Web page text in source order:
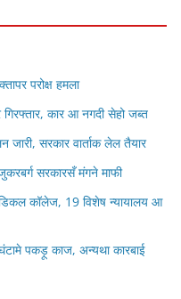
परोक्ष हमला
कार आ नगदी सेहो जब्त
जारी, सरकार वार्ताक लेल तैयार
सरकारसँ मंगने माफी
कॉलेज, 19 विशेष न्यायालय आ
पकड़ू काज, अन्यथा कारबाई